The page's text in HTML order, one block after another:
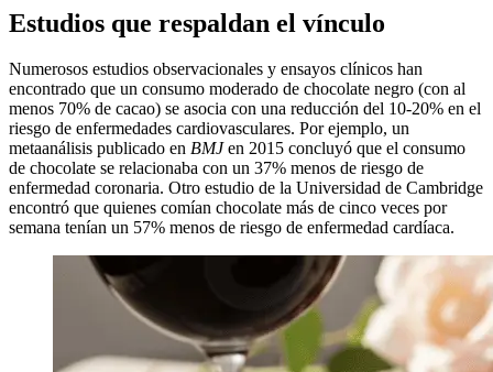
Estudios que respaldan el vínculo
Numerosos estudios observacionales y ensayos clínicos han
encontrado que un consumo moderado de chocolate negro (con al
menos 70% de cacao) se asocia con una reducción del 10-20% en el
riesgo de enfermedades cardiovasculares. Por ejemplo, un
metaanálisis publicado en BMJen 2015 concluyó que el consumo
de chocolate se relacionaba con un 37% menos de riesgo de
enfermedad coronaria. Otro estudio de la Universidad de Cambridge
encontró que quienes comían chocolate más de cinco veces por
semana tenían un 57% menos de riesgo de enfermedad cardíaca.